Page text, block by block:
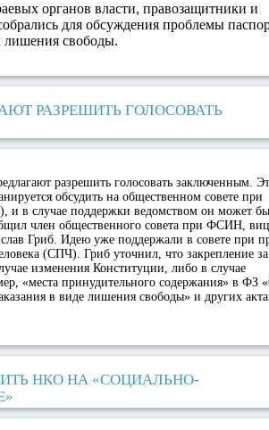
органов власти, правозащитники и
для обсуждения проблемы
лишения свободы.
РАЗРЕШИТЬ ГОЛОСОВАТЬ
разрешить голосовать заключенным.
обсудить на общественном совете при
в случае поддержки ведомством он может
член общественного совета при ФСИН,
Гриб. Идею уже поддержали в совете при
(СПЧ). Гриб уточнил, что закрепление за
изменения Конституции, либо в случае
«места принудительного содержания» в ФЗ
в виде лишения свободы» и других
НКО НА «СОЦИАЛЬНО-